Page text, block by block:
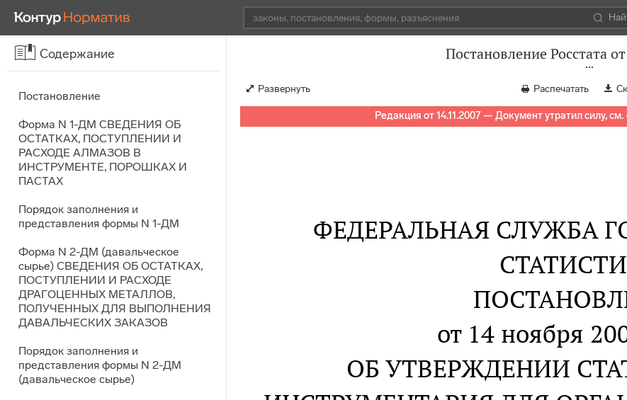
Содержание
Постановление
Форма N 1-ДМ СВЕДЕНИЯ ОБ
ОСТАТКАХ, ПОСТУПЛЕНИИ И
РАСХОДЕ АЛМАЗОВ В
ИНСТРУМЕНТЕ, ПОРОШКАХ И
ПАСТАХ
Порядок заполнения и
представления формы N 1-ДМ
Форма N 2-ДМ (давальческое
сырье) СВЕДЕНИЯ ОБ ОСТАТКАХ,
ПОСТУПЛЕНИИ И РАСХОДЕ
ДРАГОЦЕННЫХ МЕТАЛЛОВ,
ПОЛУЧЕННЫХ ДЛЯ ВЫПОЛНЕНИЯ
ДАВАЛЬЧЕСКИХ ЗАКАЗОВ
Порядок заполнения и
представления формы N 2-ДМ
(давальческое сырье)
Постановление Росстата
Развернуть Распечатать
Редакция от 14.11.2007 — Документ утратил силу, см.
ФЕДЕРАЛЬНАЯ СЛУЖБА
от 14 ноября
ОБ УТВЕРЖДЕНИИ